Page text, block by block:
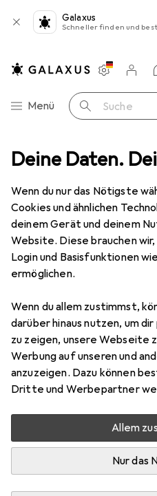
Deine Daten.
Wenn du nur das Nötigste
Cookies und ähnlichen
deinem Gerät und deinem
Website. Diese brauchen wir,
Login und Basisfunktionen
ermöglichen.
Wenn du allem zustimmst,
darüber hinaus nutzen, um
zu zeigen, unsere Webseite
Werbung auf unseren und
anzuzeigen. Dazu können
Dritte und Werbepartner
Allem
Nur das
Galaxus
Schneller finden und
Navigation nach Kategorien
Menü Suche
Einstellungen
Kundenkonto
Merklisten
Warenkorb
Iello
4
−39%
Iello Kennerspiel
plateau
Französisch, 1 - 4 Spieler
Preis in EUR inkl. MwSt.
EUR
31,82
Zwischen Do, 13.8. und
Nur 3 Stück an Lager